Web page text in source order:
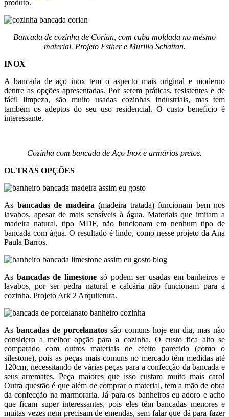
produto.
Bancada de cozinha de Corian, com cuba moldada no mesmo
material. Projeto Esther e Murillo Schattan.
INOX
A bancada de aço inox tem o aspecto mais original e moderno
dentre as opções apresentadas. Por serem práticas, resistentes e de
fácil limpeza, são muito usadas cozinhas industriais, mas tem
também os adeptos do seu uso residencial. O custo benefício é
interessante.
Cozinha com bancada de Aço Inox e armários pretos.
OUTRAS OPÇÕES
As bancadas de madeira (madeira tratada) funcionam bem nos
lavabos, apesar de mais sensíveis à água. Materiais que imitam a
madeira natural, tipo MDF, não funcionam em nenhum tipo de
bancada com água. O resultado é lindo, como nesse projeto da Ana
Paula Barros.
As bancadas de limestone só podem ser usadas em banheiros e
lavabos, por ser pedra natural e calcária não funcionam para a
cozinha. Projeto Ark 2 Arquitetura.
Asbancadas de porcelanatos são comuns hoje em dia, mas não
considero a melhor opção para a cozinha. O custo fica alto se
comparado com outros materiais de efeito parecido (como o
silestone), pois as peças mais comuns no mercado têm medidas até
120cm, necessitando de várias peças para a confecção da bancada e
seus arremates. Peça maiores que isso custam muito mais caro!
Outra questão é que além de comprar o material, tem a mão de obra
da confecção na marmoraria. Já para os banheiros eu adoro e acho
que ficam super interessantes, pois eles têm bancadas menores e
muitas vezes nem precisam de emendas, sem falar que dá para fazer